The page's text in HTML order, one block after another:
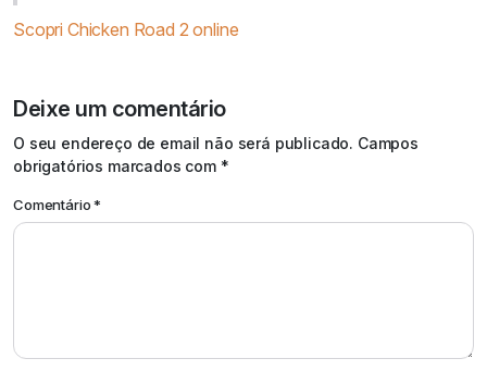
Scopri Chicken Road 2 online
Deixe um comentário
O seu endereço de email não será publicado. Campos
obrigatórios marcados com *
Comentário*
Alternative: